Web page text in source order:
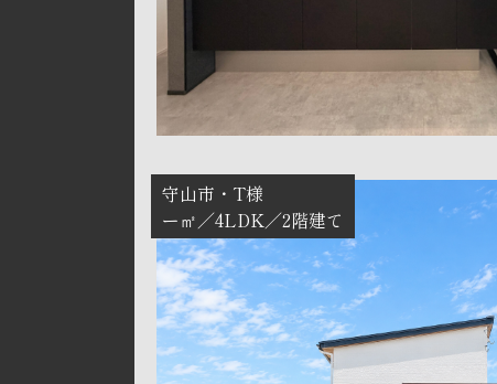
守山市
T様
ー㎡
4LDK 2階建て